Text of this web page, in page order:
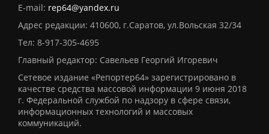
E-mail: rep64@yandex.ru
Адрес редакции: 410600, г.Саратов, ул.Вольская 32/34
Тел: 8-917-305-4695
Главный редактор: Савельев Георгий Игоревич
Сетевое издание «Репортер64» зарегистрировано в
качестве средства массовой информации 9 июня 2018
г. Федеральной службой по надзору в сфере связи,
информационных технологий и массовых
коммуникаций.